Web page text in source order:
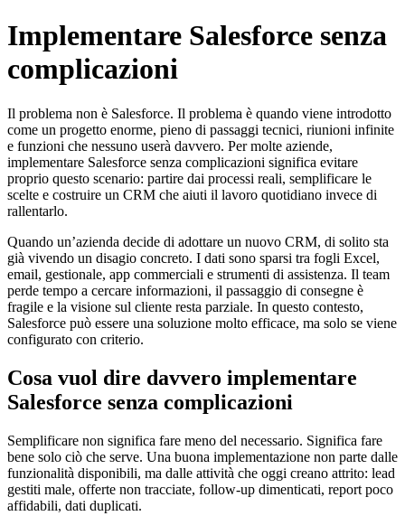
Skip
to
Implementare Salesforce senza
complicazioni
Il problema non è Salesforce. Il problema è quando viene introdotto
come un progetto enorme, pieno di passaggi tecnici, riunioni infinite
e funzioni che nessuno userà davvero. Per molte aziende,
implementare Salesforce senza complicazioni significa evitare
proprio questo scenario: partire dai processi reali, semplificare le
scelte e costruire un CRM che aiuti il lavoro quotidiano invece di
rallentarlo.
Quando un’azienda decide di adottare un nuovo CRM, di solito sta
già vivendo un disagio concreto. I dati sono sparsi tra fogli Excel,
email, gestionale, app commerciali e strumenti di assistenza. Il team
perde tempo a cercare informazioni, il passaggio di consegne è
fragile e la visione sul cliente resta parziale. In questo contesto,
Salesforce può essere una soluzione molto efficace, ma solo se viene
configurato con criterio.
Cosa vuol dire davvero implementare
Salesforce senza complicazioni
Semplificare non significa fare meno del necessario. Significa fare
bene solo ciò che serve. Una buona implementazione non parte dalle
funzionalità disponibili, ma dalle attività che oggi creano attrito: lead
gestiti male, offerte non tracciate, follow-up dimenticati, report poco
affidabili, dati duplicati.